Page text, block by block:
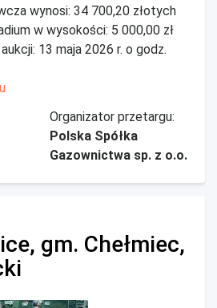
wynosi: 34 700,20 złotych
w wysokości: 5 000,00 zł
13 maja 2026 r. o godz.
Organizator przetargu:
Polska Spółka
Gazownictwa sp. z o.o.
gm. Chełmiec,